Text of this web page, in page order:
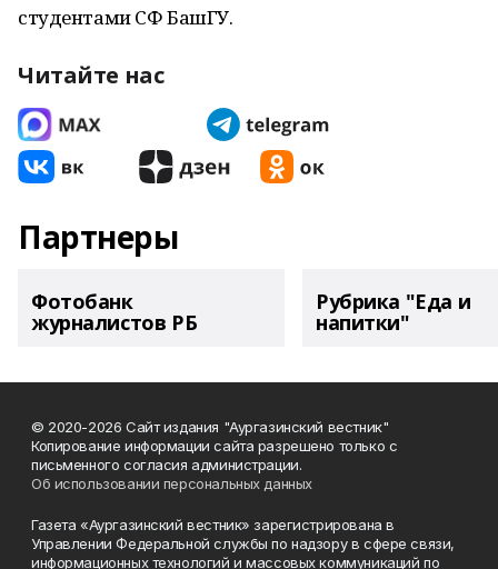
студентами СФ БашГУ.
Читайте нас
Партнеры
Фотобанк
журналистов РБ
Рубрика "Еда и
напитки"
© 2020-2026 Сайт издания "Аургазинский вестник"
Копирование информации сайта разрешено только с
письменного согласия администрации.
Об использовании персональных данных
Газета «Аургазинский вестник» зарегистрирована в
Управлении Федеральной службы по надзору в сфере связи,
информационных технологий и массовых коммуникаций по